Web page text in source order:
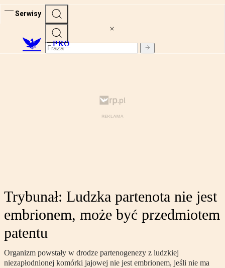
Serwisy
PRO
Trybunał: Ludzka partenota nie jest
embrionem, może być przedmiotem
patentu
Organizm powstały w drodze partenogenezy z ludzkiej
niezapłodnionej komórki jajowej nie jest embrionem, jeśli nie ma